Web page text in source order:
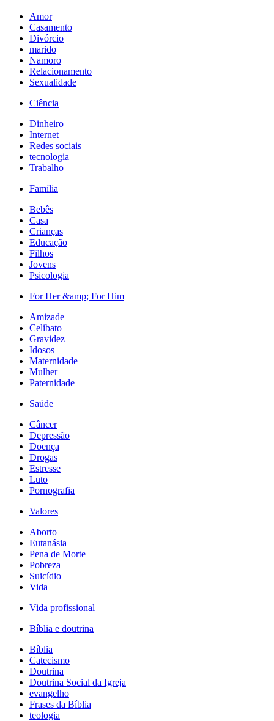
Amor
Casamento
Divórcio
marido
Namoro
Relacionamento
Sexualidade
Ciência
Dinheiro
Internet
Redes sociais
tecnologia
Trabalho
Família
Bebês
Casa
Crianças
Educação
Filhos
Jovens
Psicologia
For Her &amp; For Him
Amizade
Celibato
Gravidez
Idosos
Maternidade
Mulher
Paternidade
Saúde
Câncer
Depressão
Doença
Drogas
Estresse
Luto
Pornografia
Valores
Aborto
Eutanásia
Pena de Morte
Pobreza
Suicídio
Vida
Vida profissional
Bíblia e doutrina
Bíblia
Catecismo
Doutrina
Doutrina Social da Igreja
evangelho
Frases da Bíblia
teologia